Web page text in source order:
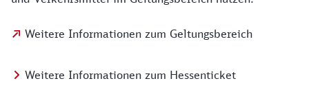
Weitere Informationen zum Geltungsbereich
Weitere Informationen zum Hessenticket